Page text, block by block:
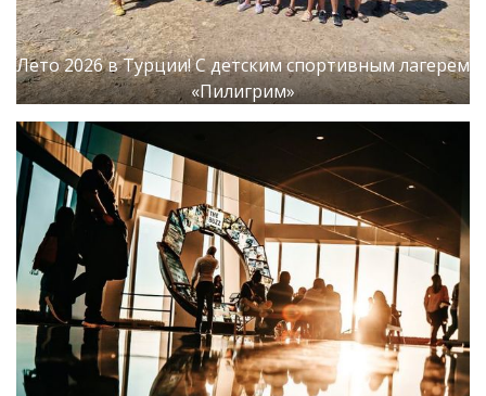
Лето 2026 в Турции! С детским спортивным лагерем
«Пилигрим»